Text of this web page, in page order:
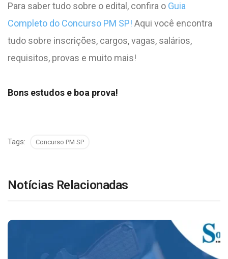
Para saber tudo sobre o edital, confira o Guia
Completo do Concurso PM SP! Aqui você encontra
tudo sobre inscrições, cargos, vagas, salários,
requisitos, provas e muito mais!
Bons estudos e boa prova!
Tags: Concurso PM SP
Notícias Relacionadas